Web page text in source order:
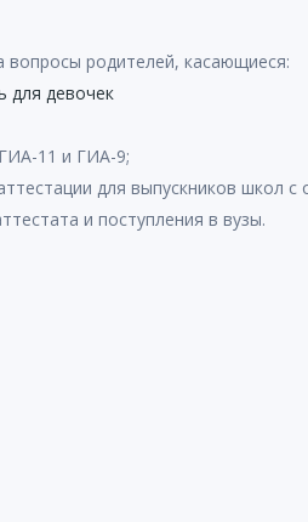
вопросы родителей, касающиеся:
для девочек
11 и ГИА-9;
для выпускников школ
и поступления в вузы.